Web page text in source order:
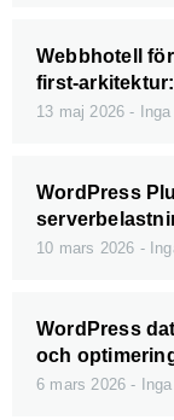
Webbhotell
first-
13 maj 2026
WordPress
10 mars 2026
WordPress
och
6 mars 2026